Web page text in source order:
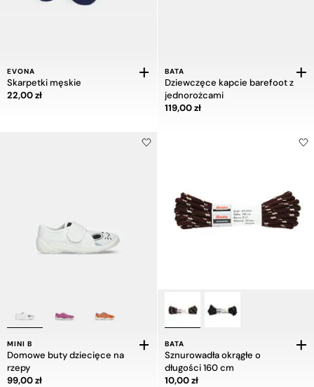
EVONA
Skarpetki męskie
Cena 22,00 zł
22,00 zł
BATA
Dziewczęce kapcie barefoot z
jednorożcami
Cena 119,00 zł
119,00 zł
MINI B
Domowe buty dziecięce na
rzepy
Cena 99,00 zł
99,00 zł
BATA
Sznurowadła okrągłe o
długości 160 cm
Cena 10,00 zł
10,00 zł